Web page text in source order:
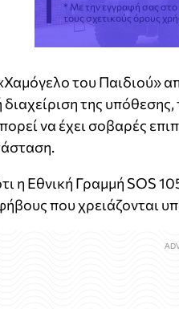
* Με την εγγραφή σας
τους σχετικούς όρους
του Παιδιού»
διαχείριση της
να έχει σοβαρές
η Εθνική Γραμμή SOS
που χρειάζονται